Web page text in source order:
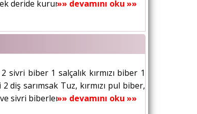
deride kuruma ve kaba bir...
»» devamını oku »»
biber 1 salçalık kırmızı biber 1
diş sarımsak Tuz, kırmızı pul biber,
sivri biberleri, maydanoz,...
»» devamını oku »»